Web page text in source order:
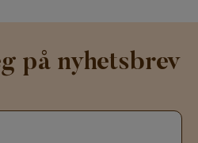
på nyhetsbrev